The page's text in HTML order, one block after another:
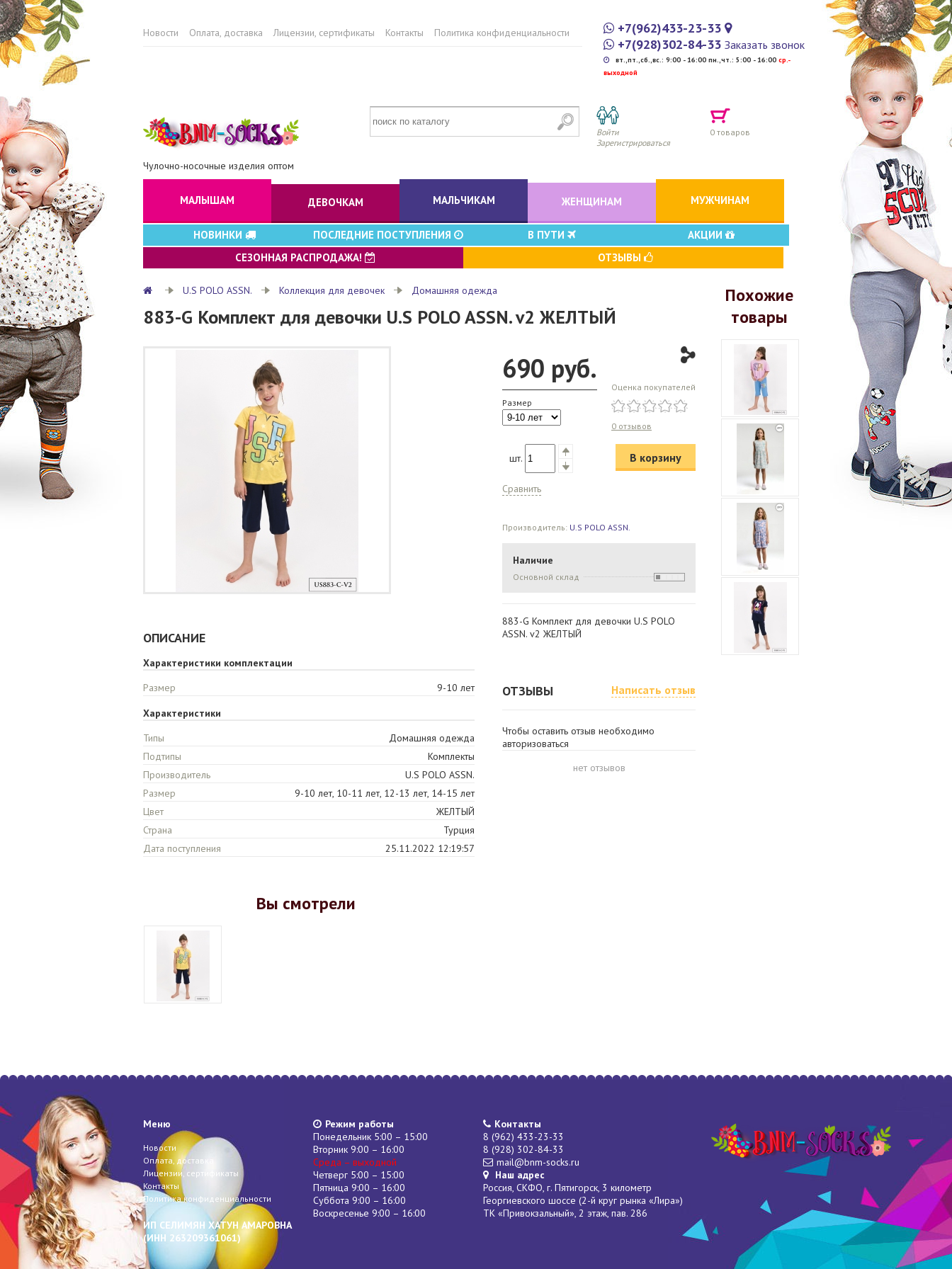
Новости Оплата, доставка Лицензии, сертификаты Контакты Политика конфиденциальности
+7(962)433-23-33
+7(928)302-84-33 Заказать звонок
вт.,пт.,сб.,вс.: 9:00 - 16:00 пн.,чт.: 5:00 - 16:00 cр.-
выходной
Чулочно-носочные изделия оптом
Войти
Зарегистрироваться
0 товаров
МАЛЫШАМ ДЕВОЧКАМ МАЛЬЧИКАМ ЖЕНЩИНАМ МУЖЧИНАМ
НОВИНКИ ПОСЛЕДНИЕ ПОСТУПЛЕНИЯ В ПУТИ
АКЦИИ
СЕЗОННАЯ РАСПРОДАЖА!
ОТЗЫВЫ
U.S POLO ASSN. Коллекция для девочек Домашняя одежда
883-G Комплект для девочки U.S POLO ASSN. v2 ЖЕЛТЫЙ
690 руб.
Размер
Оценка покупателей
0 отзывов
шт. В корзину
Сравнить
Производитель: U.S POLO ASSN.
Наличие
Основной склад
883-G Комплект для девочки U.S POLO
ASSN. v2 ЖЕЛТЫЙ
ОПИСАНИЕ
Характеристики комплектации
Размер
9-10 лет
Характеристики
Типы
Домашняя одежда
Подтипы
Комплекты
Производитель
U.S POLO ASSN.
Размер
9-10 лет, 10-11 лет, 12-13 лет, 14-15 лет
Цвет
ЖЕЛТЫЙ
Страна
Турция
Дата поступления
25.11.2022 12:19:57
ОТЗЫВЫ Написать отзыв
Чтобы оставить отзыв необходимо
авторизоваться
нет отзывов
Похожие
товары
Вы смотрели
Меню
Новости
Оплата, доставка
Лицензии, сертификаты
Контакты
Политика конфиденциальности
ИП СЕЛИМЯН ХАТУН АМАРОВНА
(ИНН 263209361061)
Режим работы
Понедельник 5:00 – 15:00
Вторник 9:00 – 16:00
Среда – выходной
Четверг 5:00 – 15:00
Пятница 9:00 – 16:00
Суббота 9:00 – 16:00
Воскресенье 9:00 – 16:00
Контакты
8 (962) 433-23-33
8 (928) 302-84-33
mail@bnm-socks.ru
Наш адрес
Россия, СКФО, г. Пятигорск, 3 километр
Георгиевского шоссе (2-й круг рынка «Лира»)
ТК «Привокзальный», 2 этаж, пав. 286